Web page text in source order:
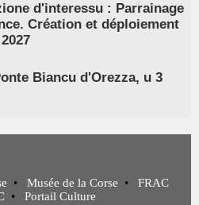
d'interessu : Parrainage
Création et déploiement
Biancu d'Orezza, u 3
• Musée de la Corse • FRAC
• Portail Culture